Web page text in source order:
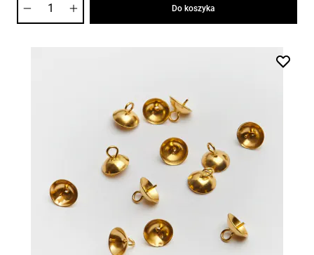
Do koszyka